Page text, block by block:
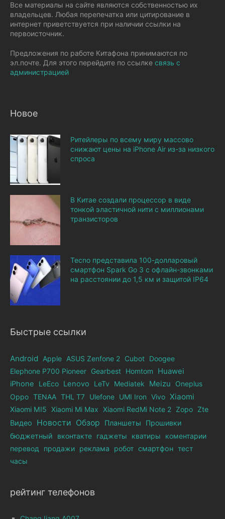
Все материалы на сайте являются собственностью их
владельцев. Любая перепечатка или цитирование в
интернет приветствуется при наличии ссылки на
первоисточник.
Предложения по работе Китафона принимаются по
эл.почте. Для этого перейдите по ссылке связь с
администрацией
Новое
Ритейлеры по всему миру массово
снижают цены на iPhone Air из-за низкого
спроса
В Китае создали процессор в виде
тонкой эластичной нити с миллионами
транзисторов
Tecno представила 100-долларовый
смартфон Spark Go 3 с офлайн-звонками
на расстоянии до 1,5 км и защитой IP64
Быстрые ссылки
Android Apple ASUS Zenfone 2 Cubot Doogee
Elephone Р700 Pioneer Gearbest Homtom
Huawei
iPhone
LeEco Lenovo LeTv Mediatek Meizu
Oneplus
Oppo TENAA THL T7 Ulefone UMI Iron Vivo Xiaomi
Xiaomi MI5 Xiaomi Mi Max Xiaomi RedMi Note 2 Zopo Zte
Видео Новости Обзор Планшеты
Прошивки
бюджетный
вконтакте гаджеты кватиры
коментарии
перевод
продажи реклама робот смартфон тест
часы
рейтинг телефонов